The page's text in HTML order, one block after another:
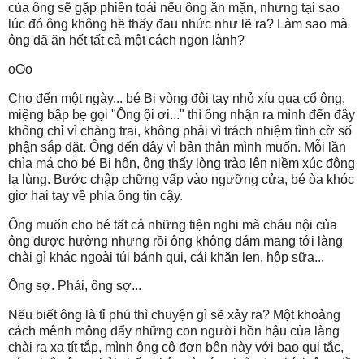
của ông sẽ gặp phiền toái nếu ông ăn mặn, nhưng tại sao
lúc đó ông không hề thấy đau nhức như lẽ ra? Làm sao mà
ông đã ăn hết tất cả một cách ngon lành?
oOo
Cho đến một ngày... bé Bi vòng đôi tay nhỏ xíu qua cổ ông,
miệng bập bẹ gọi "Ông ội ơi..." thì ông nhận ra mình đến đây
không chỉ vì chàng trai, không phải vì trách nhiệm tình cờ số
phận sắp đặt. Ông đến đây vì bản thân mình muốn. Mỗi lần
chìa má cho bé Bi hôn, ông thấy lòng trào lên niềm xúc động
lạ lùng. Bước chập chững vấp vào ngưỡng cửa, bé òa khóc
giơ hai tay về phía ông tin cậy.
Ông muốn cho bé tất cả những tiện nghi mà cháu nội của
ông được hưởng nhưng rồi ông không dám mang tới làng
chài gì khác ngoài túi bánh qui, cái khăn len, hộp sữa...
Ông sợ. Phải, ông sợ...
Nếu biết ông là tỉ phú thì chuyện gì sẽ xảy ra? Một khoảng
cách mênh mông đẩy những con người hồn hậu của làng
chài ra xa tít tắp, mình ông cô đơn bên này với bao qui tắc,